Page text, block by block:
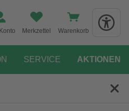
Merkzettel Warenkorb
SERVICE AKTIONEN